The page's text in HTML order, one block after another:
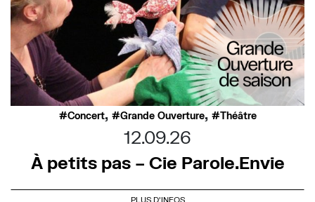
Concert, Grande Ouverture, Théâtre
12.09.26
À petits pas – Cie Parole.Envie
PLUS D'INFOS